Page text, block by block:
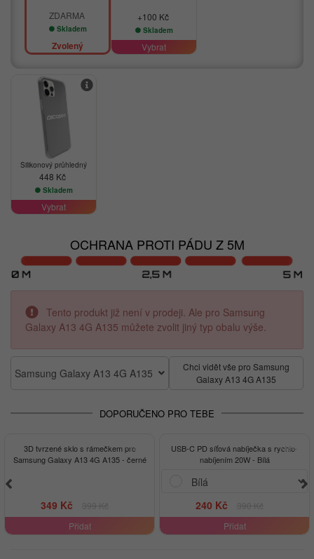
ZDARMA
Skladem
Zvolený
+100 Kč
Skladem
Vybrat
Silikonový průhledný
448 Kč
Skladem
Vybrat
OCHRANA PROTI PÁDU Z 5M
Tento produkt již není v prodeji. Ale pro Samsung
Galaxy A13 4G A135 můžete zvolit jiný typ obalu výše.
Samsung Galaxy A13 4G A135
Chci vidět vše pro Samsung
Galaxy A13 4G A135
DOPORUČENO PRO TEBE
-13%
3D tvrzené sklo s rámečkem pro
Samsung Galaxy A13 4G A135 - černé
349 Kč
Přidat
-38%
USB-C PD síťová nabíječka s rychlo-
nabíjením 20W - Bílá
240 Kč
Přidat